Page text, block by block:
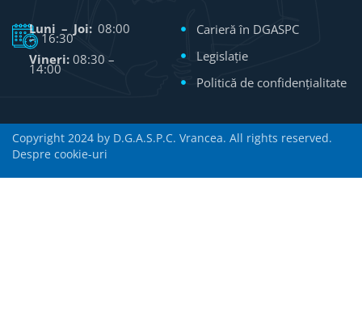
Luni – Joi: 08:00
– 16:30
Vineri: 08:30 –
14:00
Carieră în DGASPC
Legislație
Politică de confidențialitate
Copyright 2024 by D.G.A.S.P.C. Vrancea. All rights reserved.
Despre cookie-uri